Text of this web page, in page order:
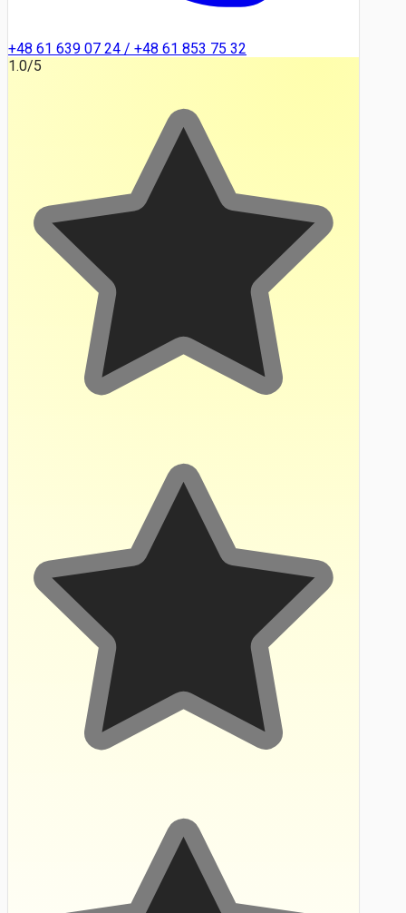
+48 61 639 07 24 / +48 61 853 75 32
1.0/5